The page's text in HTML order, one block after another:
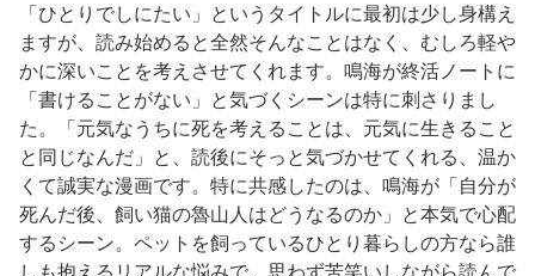
「ひとりでしにたい」というタイトルに最初は少し身構え
ますが、読み始めると全然そんなことはなく、むしろ軽や
かに深いことを考えさせてくれます。鳴海が終活ノートに
「書けることがない」と気づくシーンは特に刺さりまし
た。「元気なうちに死を考えることは、元気に生きること
と同じなんだ」と、読後にそっと気づかせてくれる、温か
くて誠実な漫画です。特に共感したのは、鳴海が「自分が
死んだ後、飼い猫の魯山人はどうなるのか」と本気で心配
するシーン。ペットを飼っているひとり暮らしの方なら誰
しも抱えるリアルな悩みで、思わず苦笑いしながら読んで